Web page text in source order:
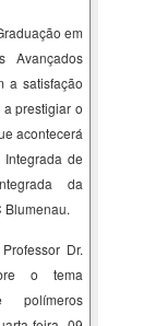
em
Avançados
a satisfação
prestigiar o
acontecerá
de
da
Blumenau.
Dr.
o tema
polímeros